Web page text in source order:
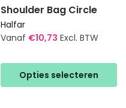
Shoulder Bag Circle
Halfar
Vanaf €10,73 Excl. BTW
Opties selecteren
product
heeft